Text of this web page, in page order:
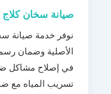
صيانة سخان كلاج
نوفر خدمة صيانة
الأصلية وضمان
في إصلاح مشاكل
تسريب المياه مع